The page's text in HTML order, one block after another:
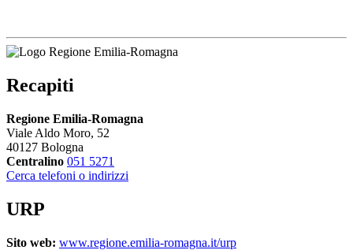
Recapiti
Regione Emilia-Romagna
Viale Aldo Moro, 52
40127 Bologna
Centralino 051 5271
Cerca telefoni o indirizzi
URP
Sito web: www.regione.emilia-romagna.it/urp